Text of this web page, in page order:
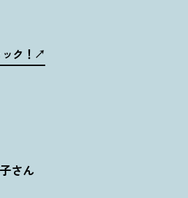
ク ！
さん